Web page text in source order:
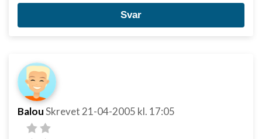
Svar
BalouSkrevet 21-04-2005 kl. 17:05